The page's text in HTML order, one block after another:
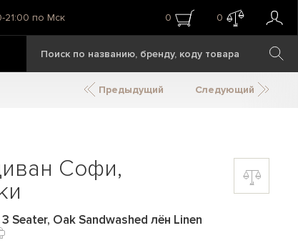
21:00 по Мск 0 0
Предыдущий Следующий
Софи,
Seater, Oak Sandwashed лён Linen